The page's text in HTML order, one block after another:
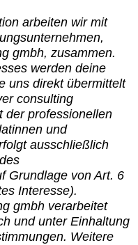
arbeiten wir mit
gmbh, zusammen.
werden deine
uns direkt übermittelt
consulting
der professionellen
und
ausschließlich
Grundlage von Art. 6
Interesse).
gmbh verarbeitet
und unter Einhaltung
Weitere